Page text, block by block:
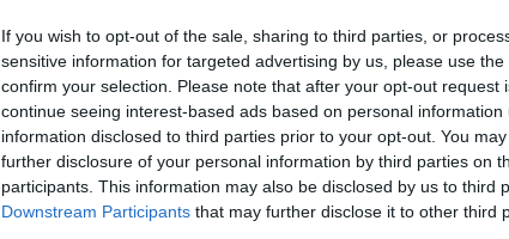
If you wish to opt-out of the sale, sharing to third parties, or
sensitive information for targeted advertising by us, please use
confirm your selection. Please note that after your opt-out request
continue seeing interest-based ads based on personal
information disclosed to third parties prior to your opt-out. You
further disclosure of your personal information by third parties on
participants. This information may also be disclosed by us to third
Downstream Participants that may further disclose it to other third
ORA